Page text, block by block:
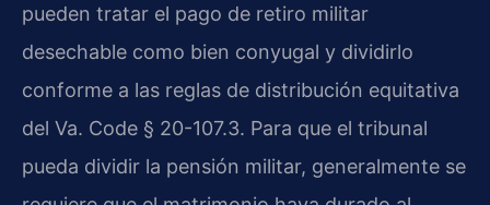
pueden tratar el pago de retiro militar
desechable como bien conyugal y dividirlo
conforme a las reglas de distribución equitativa
del Va. Code § 20-107.3. Para que el tribunal
pueda dividir la pensión militar, generalmente se